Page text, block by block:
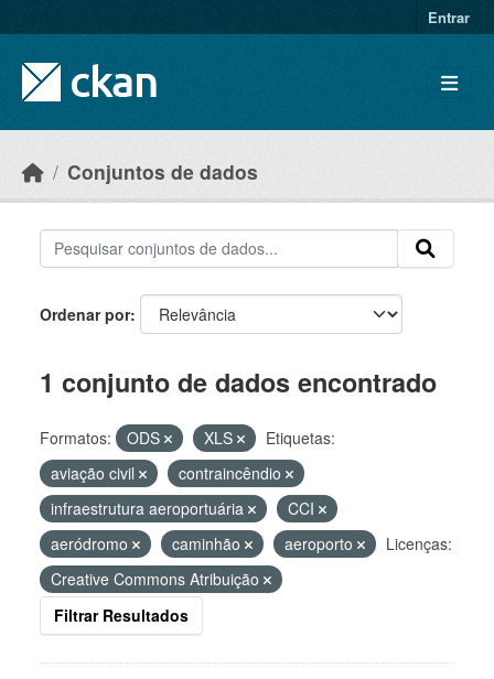
Entrar
Conjuntos de dados
Ordenar por
1 conjunto de dados encontrado
Formatos: ODS XLS
Etiquetas:
aviação civil
contraincêndio
infraestrutura aeroportuária
CCI
aeródromo
caminhão aeroporto
Licenças:
Creative Commons Atribuição
Filtrar Resultados